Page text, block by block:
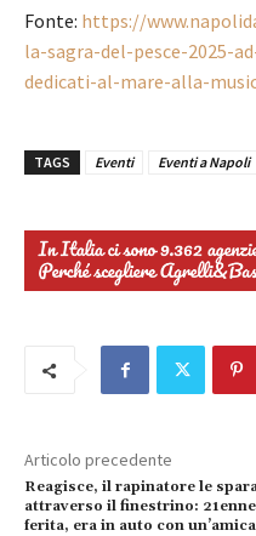
Fonte: https://
la-sagra-del-pesce-2025-
dedicati-al-mare-alla-
TAGS Eventi Eventi a Napoli
Articolo precedente
Reagisce, il rapinatore le
attraverso il finestrino: 21enne
ferita, era in auto con un’amica